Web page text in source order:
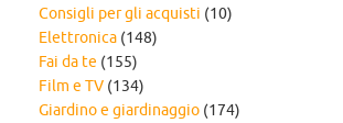
Consigli per gli acquisti (10)
Elettronica (148)
Fai da te (155)
Film e TV (134)
Giardino e giardinaggio (174)